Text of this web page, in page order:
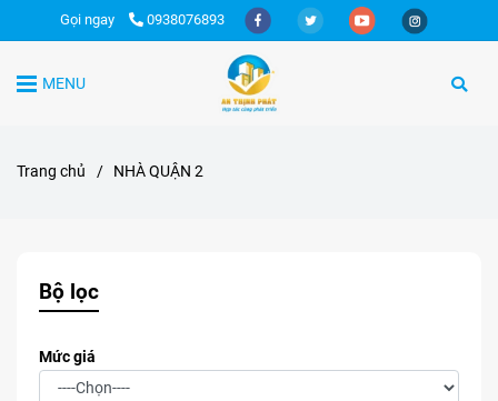
Gọi ngay 0938076893
MENU
Trang chủ / NHÀ QUẬN 2
Bộ lọc
Mức giá